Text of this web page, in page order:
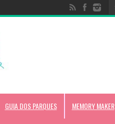
GUIA DOS PARQUES MEMORY MAKER